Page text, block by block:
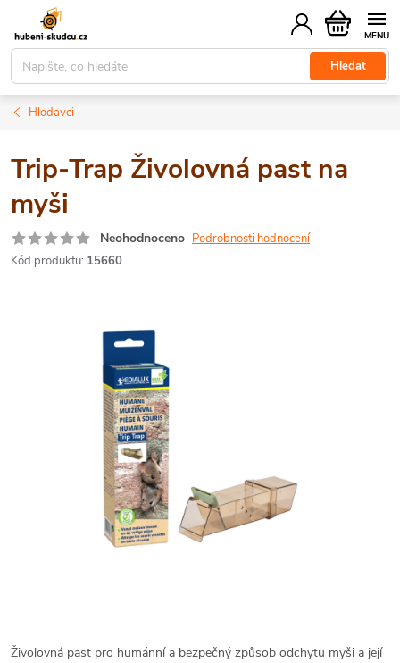
obsah
Hledat
Nákupní
košík
Hlodavci
Trip-Trap Živolovná past na
myši
Neohodnoceno Podrobnosti hodnocení
Kód produktu: 15660
Živolovná past pro humánní a bezpečný způsob odchytu myši a její